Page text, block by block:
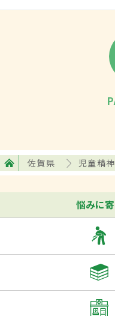
佐賀県 児童精
悩みに